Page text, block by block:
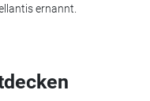
ernannt.